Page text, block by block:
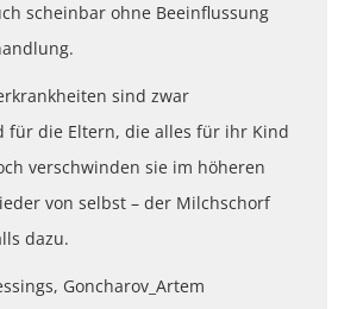
scheinbar ohne Beeinflussung
sind zwar
für die Eltern, die alles für ihr Kind
verschwinden sie im höheren
von selbst – der Milchschorf
dazu.
Goncharov_Artem